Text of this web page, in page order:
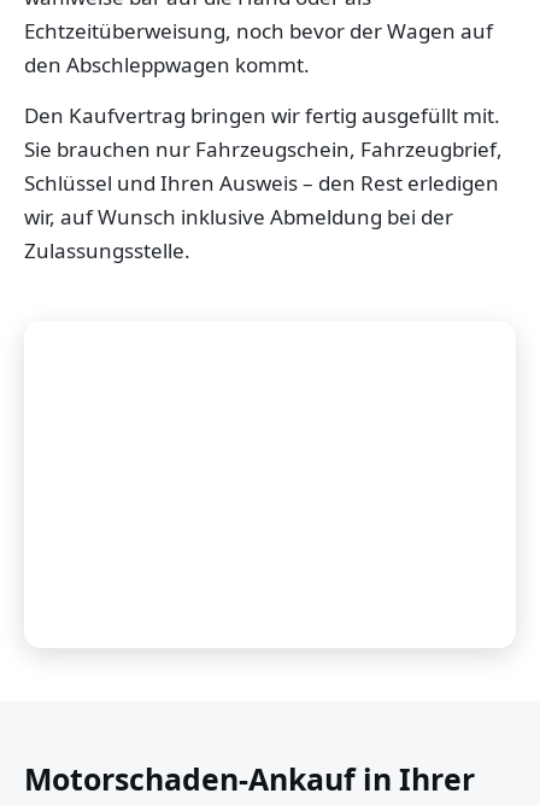
Echtzeitüberweisung, noch bevor der Wagen auf
den Abschleppwagen kommt.
Den Kaufvertrag bringen wir fertig ausgefüllt mit.
Sie brauchen nur Fahrzeugschein, Fahrzeugbrief,
Schlüssel und Ihren Ausweis – den Rest erledigen
wir, auf Wunsch inklusive Abmeldung bei der
Zulassungsstelle.
Motorschaden-Ankauf in Ihrer